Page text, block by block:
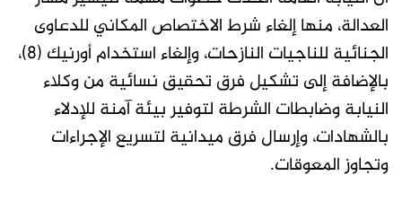
العدالة، منها إلغاء شرط الاختصاص المكاني للدعاوى
الجنائية للناجيات النازحات، وإلغاء استخدام أورنيك (8)،
بالإضافة إلى تشكيل فرق تحقيق نسائية من وكلاء
النيابة وضابطات الشرطة لتوفير بيئة آمنة للإدلاء
بالشهادات، وإرسال فرق ميدانية لتسريع الإجراءات
وتجاوز المعوقات.